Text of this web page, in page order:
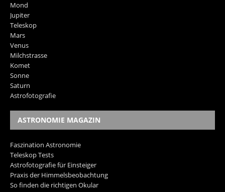
Mond
Jupiter
Teleskop
Mars
Venus
Milchstrasse
Komet
Sonne
Saturn
Astrofotografie
ASTRONOMIE MAGAZIN
Faszination Astronomie
Teleskop Tests
Astrofotografie für Einsteiger
Praxis der Himmelsbeobachtung
So finden die richtigen Okular